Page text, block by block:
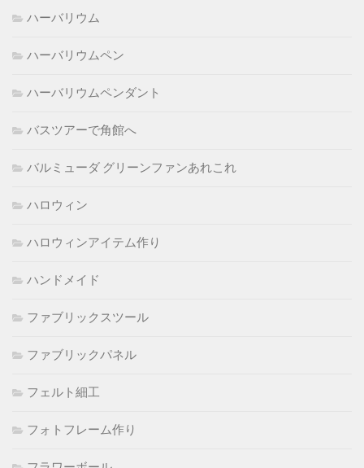
ハーバリウム
ハーバリウムペン
ハーバリウムペンダント
バスツアーで角館へ
バルミューダ グリーンファンあれこれ
ハロウィン
ハロウィンアイテム作り
ハンドメイド
ファブリックスツール
ファブリックパネル
フェルト細工
フォトフレーム作り